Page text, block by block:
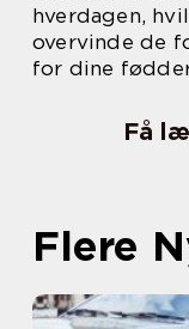
hverdagen,
overvinde de
for dine
Få
Flere